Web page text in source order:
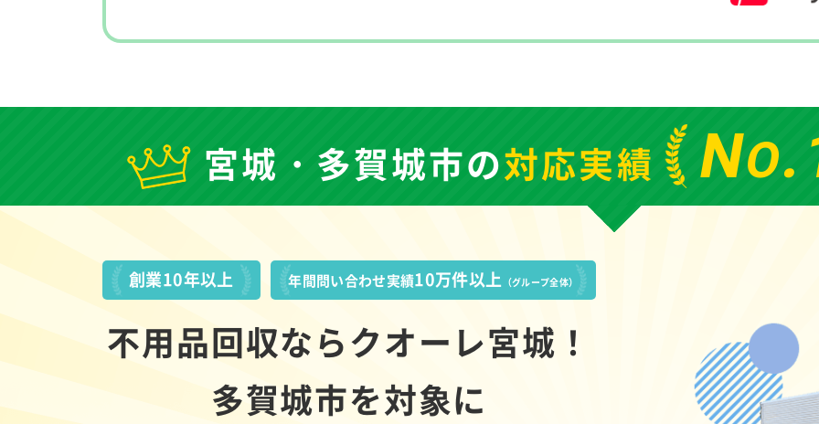
宮城・多賀城市の対応実績 NO
創業10年以上 年間問い合わせ実績10万件以上 （グループ全体）
不用品回収ならクオーレ宮城！
多賀城市を対象に